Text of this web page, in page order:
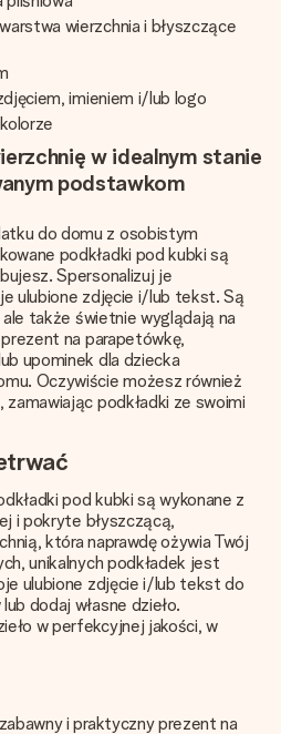
wierzchnia i błyszczące
imieniem i/lub logo
w idealnym stanie
podstawkom
do domu z osobistym
podkładki pod kubki są
Spersonalizuj je
ulubione zdjęcie i/lub tekst. Są
także świetnie wyglądają na
na parapetówkę,
upominek dla dziecka
Oczywiście możesz również
podkładki ze swoimi
pod kubki są wykonane z
i pokryte błyszczącą,
która naprawdę ożywia Twój
unikalnych podkładek jest
ulubione zdjęcie i/lub tekst do
dodaj własne dzieło.
w perfekcyjnej jakości, w
i praktyczny prezent na